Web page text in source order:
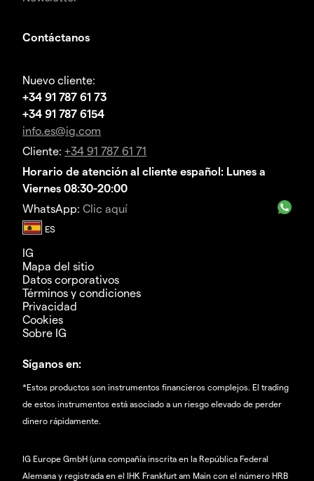
Contáctanos
Nuevo cliente:
+34 91 787 61 73
+34 91 787 6154
info.es@ig.com
Cliente: +34 91 787 61 71
Horario de atención al cliente español: Lunes a
Viernes 08:30-20:00
WhatsApp: Clic aquí
IG
Mapa del sitio
Datos corporativos
Términos y condiciones
Privacidad
Cookies
Sobre IG
Síganos en:
*Estos productos son instrumentos financieros complejos. El trading
de estos instrumentos está asociado a un riesgo elevado de perder
dinero rápidamente.
IG Europe GmbH (una compañía inscrita en la República Federal
Alemana y registrada en el IHK Frankfurt am Main con el número HRB